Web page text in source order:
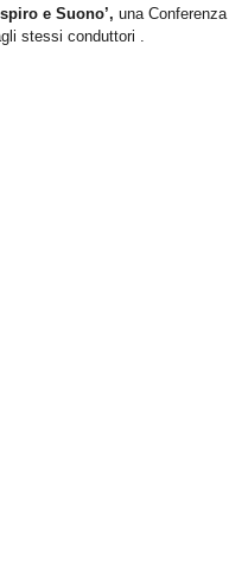
e Suono’, una
stessi conduttori .